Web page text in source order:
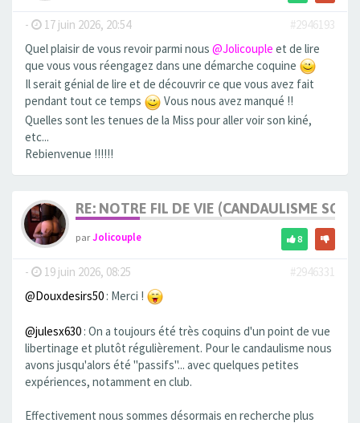
- 17 juin 2026, 20:54
#2946193
Quel plaisir de vous revoir parmi nous @Jolicouple et de lire
que vous vous réengagez dans une démarche coquine
Il serait génial de lire et de découvrir ce que vous avez fait
pendant tout ce temps
Vous nous avez manqué !!
Quelles sont les tenues de la Miss pour aller voir son kiné,
etc...
Rebienvenue !!!!!!
RE: NOTRE FIL DE VIE (CANDAULISME
parJolicouple 8
- 19 juin 2026, 08:25
#2946331
@Douxdesirs50 : Merci !
@julesx630 : On a toujours été très coquins d'un point de vue
libertinage et plutôt régulièrement. Pour le candaulisme nous
avons jusqu'alors été "passifs"... avec quelques petites
expériences, notamment en club.
Effectivement nous sommes désormais en recherche plus